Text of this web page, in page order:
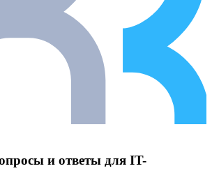
и ответы для IT-